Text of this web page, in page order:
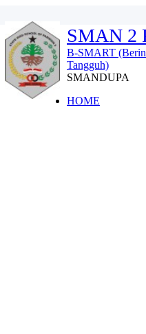
SMAN 2
B-SMART
Tangguh)
SMANDUPA
HOME